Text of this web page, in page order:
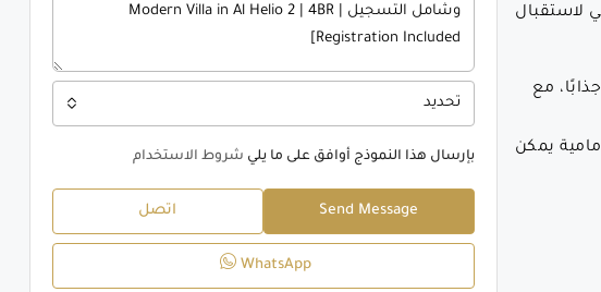
لاستقبال
مع
يمكن
تحديد
بإرسال هذا النموذج أوافق على ما يلي شروط الاستخدام
Send Message اتصل
WhatsApp